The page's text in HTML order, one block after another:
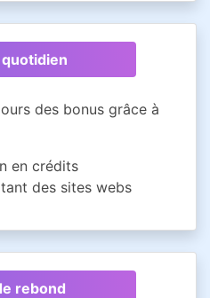
des bonus grâce à
en crédits
des sites webs
rebond